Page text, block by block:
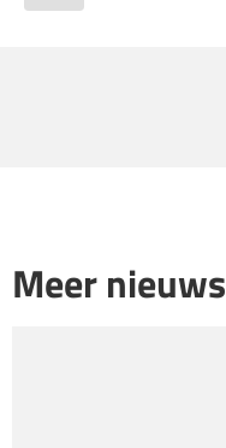
Meer nieuws